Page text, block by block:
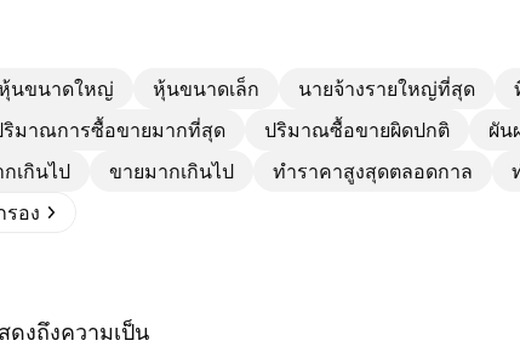
นขนาดใหญ่ หุ้นขนาดเล็ก นายจ้างรายใหญ่ที่สุด
มาณการซื้อขายมากที่สุด ปริมาณซื้อขายผิดปกติ ผัน
เกินไป ขายมากเกินไป ทำราคาสูงสุดตลอดกาล
รอง
ดงถึงความเป็น